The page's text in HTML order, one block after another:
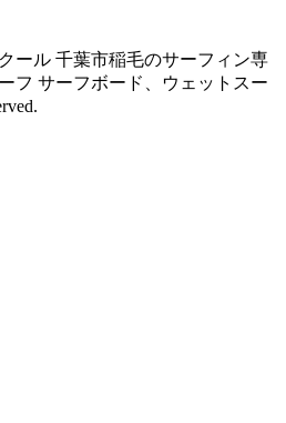
ール 千葉市稲毛のサーフィン専
フ サーフボード、ウェットスー